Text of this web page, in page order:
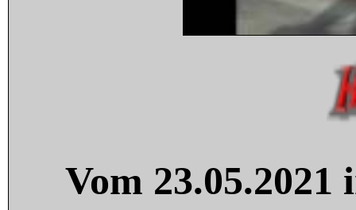
Vom